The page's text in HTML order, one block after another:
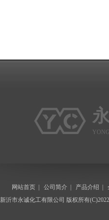
网站首页 公司简介 产品介绍
新沂市永诚化工有限公司 版权所有